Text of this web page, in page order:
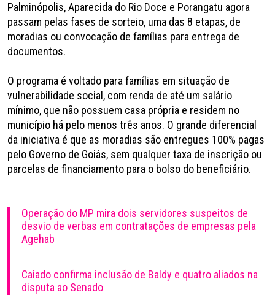
Palminópolis, Aparecida do Rio Doce e Porangatu agora
passam pelas fases de sorteio, uma das 8 etapas, de
moradias ou convocação de famílias para entrega de
documentos.
O programa é voltado para famílias em situação de
vulnerabilidade social, com renda de até um salário
mínimo, que não possuem casa própria e residem no
município há pelo menos três anos. O grande diferencial
da iniciativa é que as moradias são entregues 100% pagas
pelo Governo de Goiás, sem qualquer taxa de inscrição ou
parcelas de financiamento para o bolso do beneficiário.
Operação do MP mira dois servidores suspeitos de
desvio de verbas em contratações de empresas pela
Agehab
Caiado confirma inclusão de Baldy e quatro aliados na
disputa ao Senado